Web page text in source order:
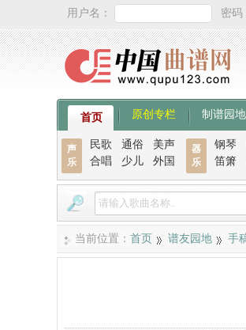
用户名： 密码
首页 原创专栏 制谱园地
声
乐
民歌 通俗
美声
合唱
少儿 外国
器
乐
钢琴
笛箫
当前位置： 首页 谱友园地 手